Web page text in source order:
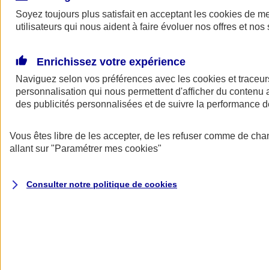
Demander
un devis
dirigeants. Avec le contrat de Prévoyance AVIZEN PRO sur
mesure, vous garantissez votre tranquillité d'esprit dans le cadre de
votre activité et mettez à l’abri vos proches de potentielles difficultés
financières, en cas d'incapacité de travail, d'invalidité ou de décès.
Ce qui fait la différence
Soyez toujours plus satisfait en acceptant les cookies de
utilisateurs qui nous aident à faire évoluer nos offres et nos
Enrichissez votre expérience
Naviguez selon vos préférences avec les cookies et
personnalisation qui nous permettent d'afficher du contenu
des publicités personnalisées et de suivre la performance
Vous êtes libre de les accepter, de les refuser comme de
allant sur "Paramétrer mes cookies"
Consulter notre politique de cookies